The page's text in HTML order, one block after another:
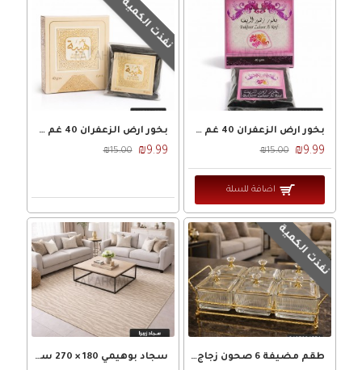
بخور ارض الزعفران 40 غم شكلاطه - زهور الريف
₪9.99
₪15.00
اضافة للسلة
نفذت الكمية
بخور ارض الزعفران 40 غم شكلاطه - هيبة
₪9.99
₪15.00
نفذت الكمية
طقم مضيفة 6 صحون زجاج محزز مع غطا وستاند ذهبي سجاد بوهيمي 180 × 270 سم مخطط زيبرا حرير بارضية لاصقة لون بيج